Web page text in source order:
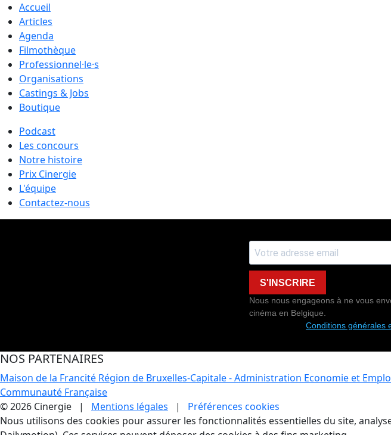
Accueil
Articles
Agenda
Filmothèque
Professionnel·le·s
Organisations
Castings & Jobs
Boutique
Podcast
Les concours
Notre histoire
Prix Cinergie
L'équipe
Contactez-nous
S'INSCRIRE
Nous nous engageons à ne vous
cinéma en Belgique.
Conditions générales
NOS PARTENAIRES
Maison de la Francité Région de Bruxelles-Capitale - Administration Economie et
Communauté Française
© 2026 Cinergie | Mentions légales | Préférences cookies
Gestion des Cookies
Nous utilisons des cookies pour assurer les fonctionnalités essentielles du site,